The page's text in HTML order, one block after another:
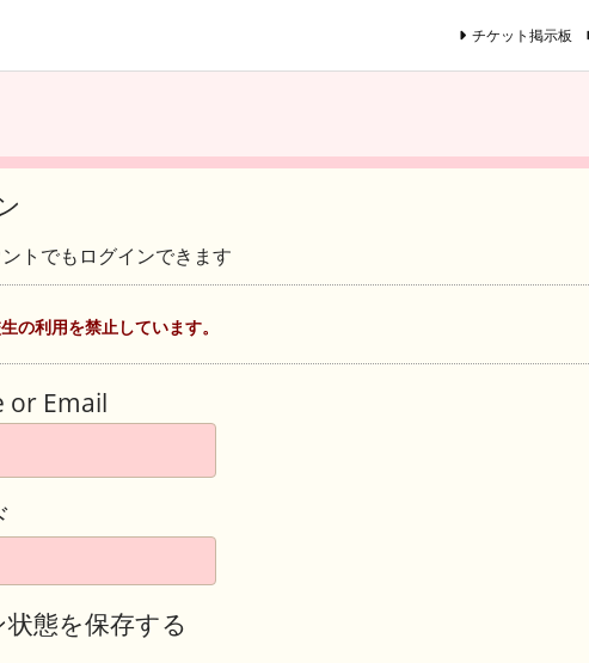
チケット掲示板
トでもログインできます
の利用を禁止しています。
or Email
状態を保存する